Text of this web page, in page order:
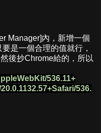
Manager]內，新增一個
是一個合理的值就行，
後抄Chrome給的，所以
536.11+
536.